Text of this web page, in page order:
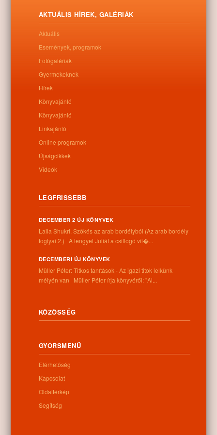
Letöltés
0
Kapcsolódó anyagok
Nem található kapcsolódó anyag
Információk
Telefon:
+36 52 206 031
Nyitva tartás:
Szerda: 9:00-12:00 13:00-16:30
Csütörtök: 9:00-12:00 13:00-16:30
Vasárnap: zárva
Hírlevél
AKTUÁLIS HÍREK, GALÉRIÁK
Aktuális
Események, programok
Fotógalériák
Gyermekeknek
Hírek
Könyvajánló
Könyvajánló
Linkajánló
Online programok
Újságcikkek
Videók
LEGFRISSEBB
DECEMBER 2 ÚJ KÖNYVEK
Laila Shukri. Szökés ​az arab bordélyból (Az arab bordély
foglyai 2.) A lengyel Juliát a csillogó vil�...
DECEMBERI ÚJ KÖNYVEK
Müller Péter: Titkos tanítások - Az igazi titok lelkünk
mélyén van Müller Péter írja könyvéről: "Al...
KÖZÖSSÉG
GYORSMENÜ
Elérhetőség
Kapcsolat
Oldaltérkép
Segítség